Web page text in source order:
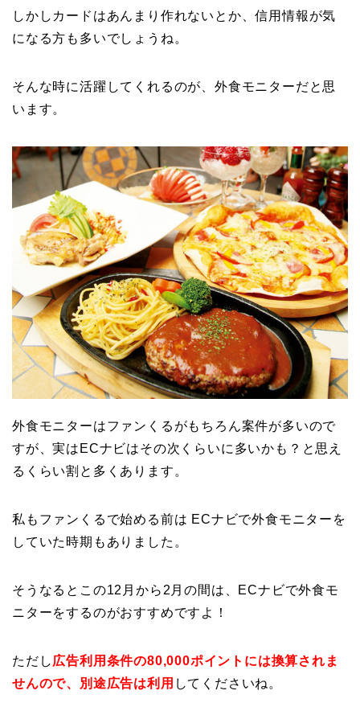
しかしカードはあんまり作れないとか、信用情報が気
になる方も多いでしょうね。
そんな時に活躍してくれるのが、外食モニターだと思
います。
外食モニターはファンくるがもちろん案件が多いので
すが、実はECナビはその次くらいに多いかも？と思え
るくらい割と多くあります。
私もファンくるで始める前は ECナビで外食モニターを
していた時期もありました。
そうなるとこの12月から2月の間は、ECナビで外食モ
ニターをするのがおすすめですよ！
ただし広告利用条件の80,000ポイントには換算されま
せんので、別途広告は利用 してくださいね。